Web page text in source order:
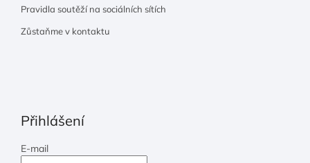
Pravidla soutěží na sociálních sítích
Zůstaňme v kontaktu
Přihlášení
E-mail